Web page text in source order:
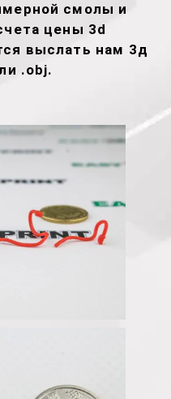
смолы и
цены 3d
выслать нам 3д
.obj.